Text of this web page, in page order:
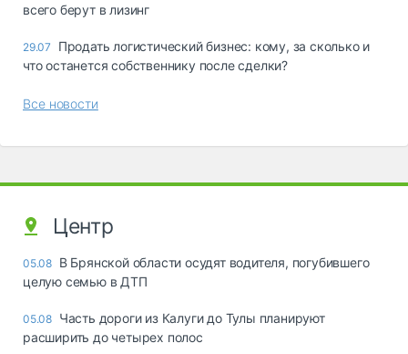
всего берут в лизинг
29.07
Продать логистический бизнес: кому, за сколько и
что останется собственнику после сделки?
Все новости
Центр
05.08 В Брянской области осудят водителя, погубившего
целую семью в ДТП
05.08 Часть дороги из Калуги до Тулы планируют
расширить до четырех полос